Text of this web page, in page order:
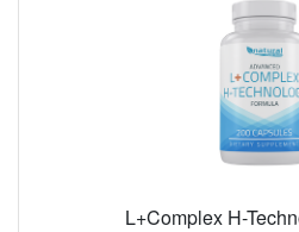
L+Complex H-